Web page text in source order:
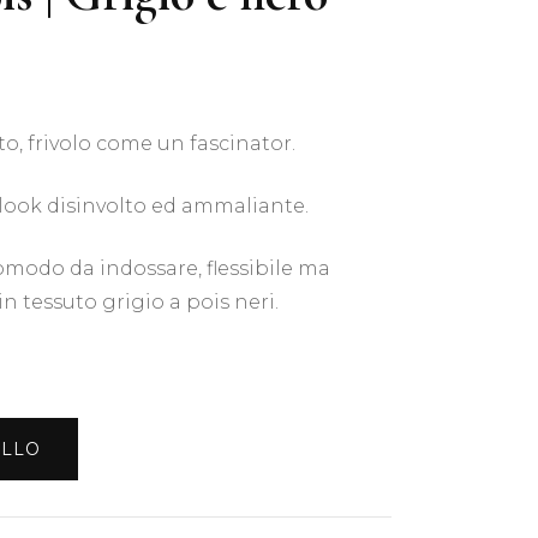
frivolo come un fascinator.
disinvolto ed ammaliante.
da indossare, flessibile ma
tessuto grigio a pois neri.